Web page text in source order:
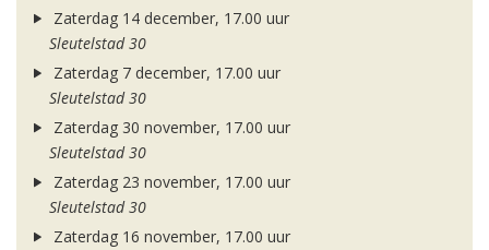
Zaterdag 14 december, 17.00 uur
Sleutelstad 30
Zaterdag 7 december, 17.00 uur
Sleutelstad 30
Zaterdag 30 november, 17.00 uur
Sleutelstad 30
Zaterdag 23 november, 17.00 uur
Sleutelstad 30
Zaterdag 16 november, 17.00 uur